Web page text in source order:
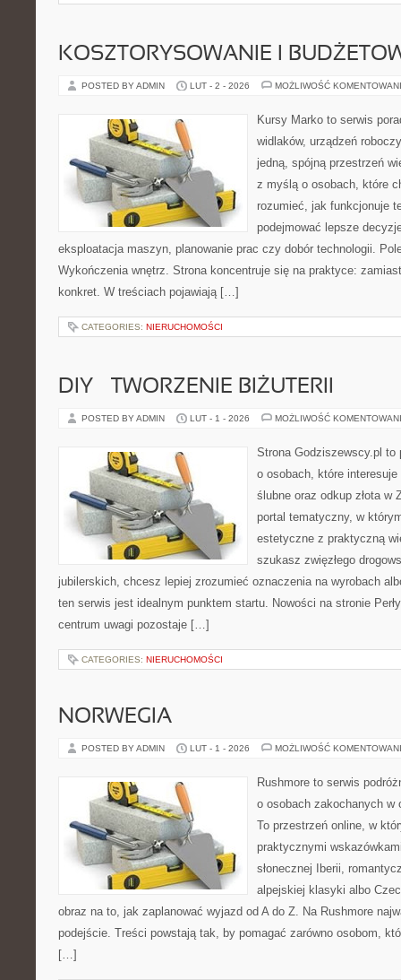
KOSZTORYSOWANIE I
POSTED BY ADMIN LUT - 2 - 2026 MOŻLIWOŚĆ
Kursy Marko to serwis
widlaków, urządzeń
jedną, spójną przestrzeń
z myślą o osobach, które
rozumieć, jak funkcjonuje
podejmować lepsze
eksploatacja maszyn, planowanie prac czy dobór technologii.
Wykończenia wnętrz. Strona koncentruje się na praktyce:
konkret. W treściach pojawiają […]
CATEGORIES: NIERUCHOMOŚCI
DIY – TWORZENIE BIŻUTERII
POSTED BY ADMIN LUT - 1 - 2026 MOŻLIWOŚĆ
Strona Godziszewscy.pl to
o osobach, które
ślubne oraz odkup złota w
portal tematyczny, w
estetyczne z praktyczną
szukasz zwięzłego
jubilerskich, chcesz lepiej zrozumieć oznaczenia na wyrobach
ten serwis jest idealnym punktem startu. Nowości na stronie
centrum uwagi pozostaje […]
CATEGORIES: NIERUCHOMOŚCI
NORWEGIA
POSTED BY ADMIN LUT - 1 - 2026 MOŻLIWOŚĆ
Rushmore to serwis
o osobach zakochanych w
To przestrzeń online, w
praktycznymi
słonecznej Iberii,
alpejskiej klasyki albo
obraz na to, jak zaplanować wyjazd od A do Z. Na Rushmore
podejście. Treści powstają tak, by pomagać zarówno osobom,
[…]